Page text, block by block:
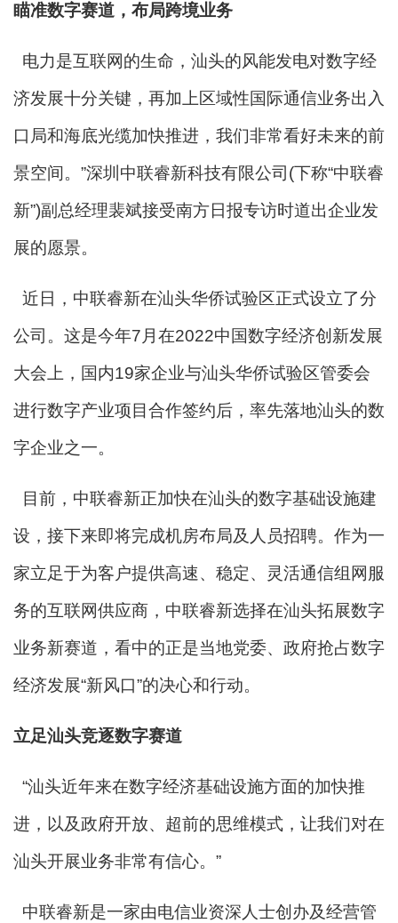
瞄准数字赛道，布局跨境业务
电力是互联网的生命，汕头的风能发电对数字经
济发展十分关键，再加上区域性国际通信业务出入
口局和海底光缆加快推进，我们非常看好未来的前
景空间。”深圳中联睿新科技有限公司(下称“中联睿
新”)副总经理裴斌接受南方日报专访时道出企业发
展的愿景。
近日，中联睿新在汕头华侨试验区正式设立了分
公司。这是今年7月在2022中国数字经济创新发展
大会上，国内19家企业与汕头华侨试验区管委会
进行数字产业项目合作签约后，率先落地汕头的数
字企业之一。
目前，中联睿新正加快在汕头的数字基础设施建
设，接下来即将完成机房布局及人员招聘。作为一
家立足于为客户提供高速、稳定、灵活通信组网服
务的互联网供应商，中联睿新选择在汕头拓展数字
业务新赛道，看中的正是当地党委、政府抢占数字
经济发展“新风口”的决心和行动。
立足汕头竞逐数字赛道
“汕头近年来在数字经济基础设施方面的加快推
进，以及政府开放、超前的思维模式，让我们对在
汕头开展业务非常有信心。”
中联睿新是一家由电信业资深人士创办及经营管